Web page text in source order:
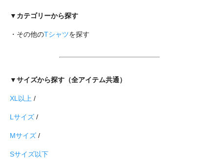
▼カテゴリーから探す
・その他のTシャツを探す
▼サイズから探す（全アイテム共通）
XL以上 /
Lサイズ /
Mサイズ /
Sサイズ以下